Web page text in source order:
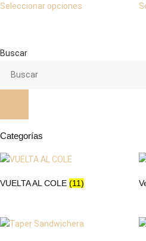
Seleccionar opciones
producto
Buscar
Categorías
VUELTA AL COLE (11)